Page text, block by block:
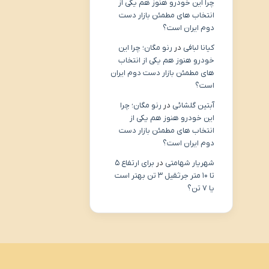
چرا این خودرو هنوز هم یکی از
انتخاب های مطمئن بازار دست
دوم ایران است؟
کیانا لبافی در رنو مگان؛ چرا این
خودرو هنوز هم یکی از انتخاب
های مطمئن بازار دست دوم ایران
است؟
آبتین گلشائی در رنو مگان؛ چرا
این خودرو هنوز هم یکی از
انتخاب های مطمئن بازار دست
دوم ایران است؟
شهریار شهامتی در
برای ارتفاع ۵
تا ۱۰ متر جرثقیل ۳ تن بهتر است
یا ۷ تن؟